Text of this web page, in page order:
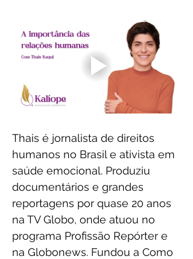
Thais é jornalista de direitos
humanos no Brasil e ativista em
saúde emocional. Produziu
documentários e grandes
reportagens por quase 20 anos
na TV Globo, onde atuou no
programa Profissão Repórter e
na Globonews. Fundou a Como